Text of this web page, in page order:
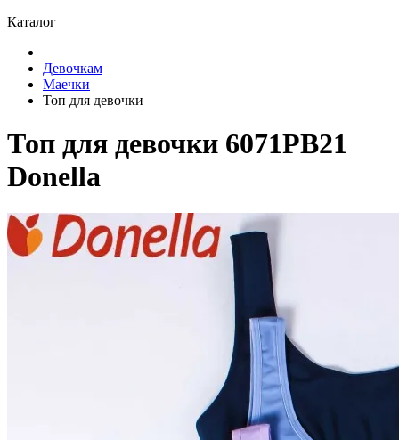
Каталог
Девочкам
Маечки
Топ для девочки
Топ для девочки 6071PB21
Donella